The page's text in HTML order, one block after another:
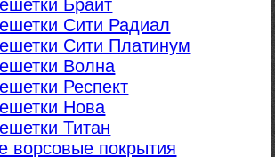
Брайт
Сити Радиал
Сити Платинум
Волна
Респект
Нова
Титан
ворсовые покрытия